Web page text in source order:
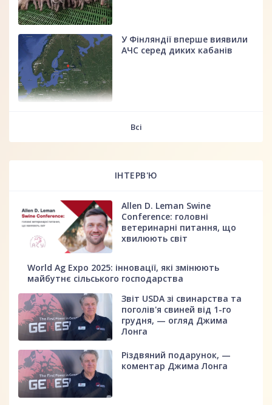
У Фінляндії вперше виявили
АЧС серед диких кабанів
Всі
ІНТЕРВ'Ю
Allen D. Leman Swine
Conference: головні
ветеринарні питання, що
хвилюють світ
World Ag Expo 2025: інновації, які змінюють
майбутнє сільського господарства
Звіт USDA зі свинарства та
поголів'я свиней від 1-го
грудня, — огляд Джима
Лонга
Різдвяний подарунок, —
коментар Джима Лонга